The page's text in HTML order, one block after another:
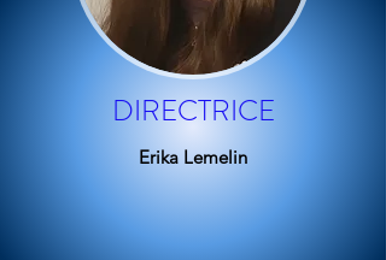
DIRECTRICE
Erika Lemelin